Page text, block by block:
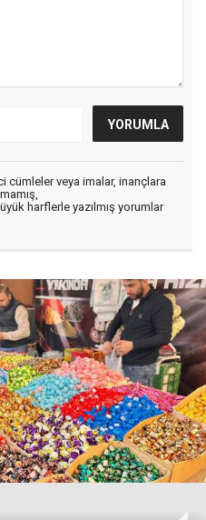
cümleler veya imalar, inançlara
harflerle yazılmış yorumlar